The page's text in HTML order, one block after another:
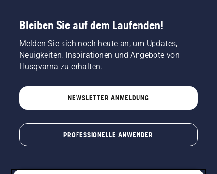
Bleiben Sie auf dem Laufenden!
Melden Sie sich noch heute an, um Updates,
Neuigkeiten, Inspirationen und Angebote von
Husqvarna zu erhalten.
NEWSLETTER ANMELDUNG
PROFESSIONELLE ANWENDER